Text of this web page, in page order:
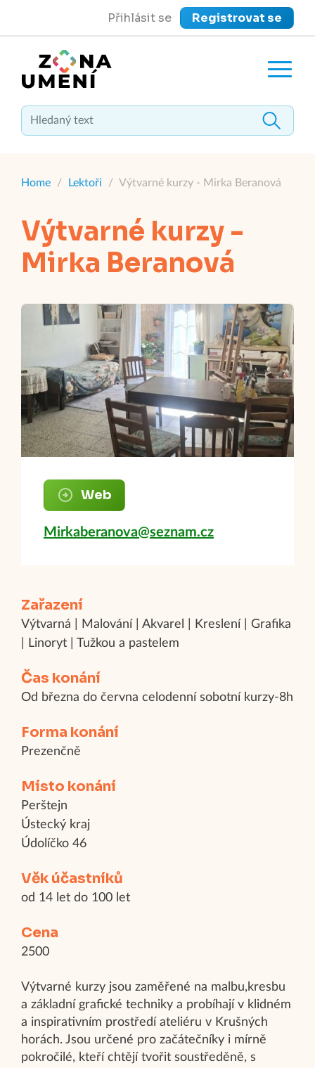
Přihlásit se Registrovat se
Zavřít menu
Home / Lektoři / Výtvarné kurzy - Mirka Beranová
Výtvarné kurzy -
Mirka Beranová
Web
Mirkaberanova@seznam.cz
Zařazení
Výtvarná | Malování | Akvarel | Kreslení | Grafika
| Linoryt | Tužkou a pastelem
Čas konání
Od března do června celodenní sobotní kurzy-8h
Forma konání
Prezenčně
Místo konání
Perštejn
Ústecký kraj
Údolíčko 46
Věk účastníků
od 14 let do 100 let
Cena
2500
Výtvarné kurzy jsou zaměřené na malbu,kresbu
a základní grafické techniky a probíhají v klidném
a inspirativním prostředí ateliéru v Krušných
horách. Jsou určené pro začátečníky i mírně
pokročilé, kteří chtějí tvořit soustředěně, s